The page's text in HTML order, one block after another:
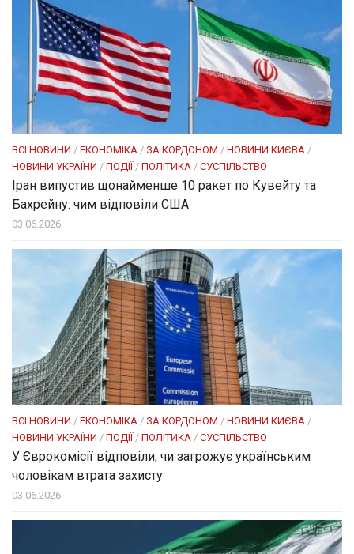
ВСІ НОВИНИ / ЕКОНОМІКА / ЗА КОРДОНОМ / НОВИНИ КИЄВА /
НОВИНИ УКРАЇНИ / ПОДІЇ / ПОЛІТИКА / СУСПІЛЬСТВО
Іран випустив щонайменше 10 ракет по Кувейту та
Бахрейну: чим відповіли США
03.06.2026
ВСІ НОВИНИ / ЕКОНОМІКА / ЗА КОРДОНОМ / НОВИНИ КИЄВА /
НОВИНИ УКРАЇНИ / ПОДІЇ / ПОЛІТИКА / СУСПІЛЬСТВО
У Єврокомісії відповіли, чи загрожує українським
чоловікам втрата захисту
03.06.2026